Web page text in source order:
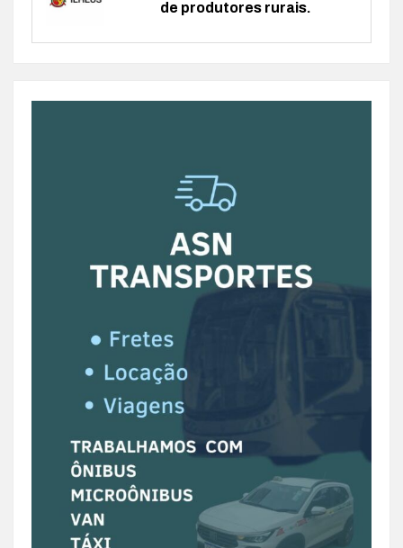
de produtores rurais.